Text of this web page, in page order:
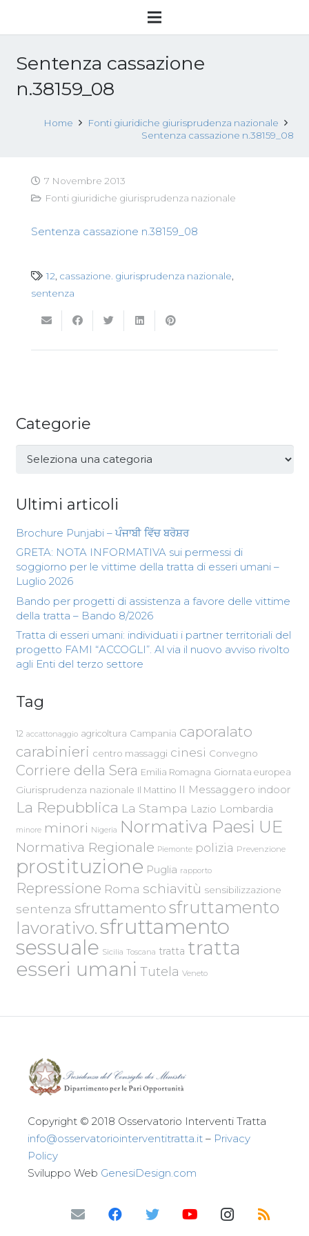
Sentenza cassazione
n.38159_08
Home
Fonti giuridiche giurisprudenza nazionale
Sentenza cassazione n.38159_08
7 Novembre 2013
Fonti giuridiche giurisprudenza nazionale
Sentenza cassazione n.38159_08
12 cassazione. giurisprudenza nazionale
sentenza
Categorie
Categorie
Ultimi articoli
Brochure Punjabi – ਪੰਜਾਬੀ ਵਿੱਚ ਬਰੋਸ਼ਰ
GRETA: NOTA INFORMATIVA sui permessi di
soggiorno per le vittime della tratta di esseri umani –
Luglio 2026
Bando per progetti di assistenza a favore delle vittime
della tratta – Bando 8/2026
Tratta di esseri umani: individuati i partner territoriali del
progetto FAMI “ACCOGLI”. Al via il nuovo avviso rivolto
agli Enti del terzo settore
Tag
12 accattonaggio agricoltura Campania caporalato
carabinieri centro massaggi cinesi Convegno
Corriere della Sera Emilia Romagna Giornata europea
Giurisprudenza nazionale Il Mattino Il Messaggero indoor
La Repubblica La Stampa Lazio Lombardia
minore minori Nigeria Normativa Paesi UE
Normativa Regionale Piemonte polizia Prevenzione
prostituzione Puglia rapporto
Repressione Roma schiavitù sensibilizzazione
sentenza sfruttamento sfruttamento
lavorativo.sfruttamento
sessuale Sicilia Toscana tratta tratta
esseri umani Tutela Veneto
Copyright © 2018 Osservatorio Interventi Tratta
info@osservatoriointerventitratta.it – Privacy
Policy
Sviluppo Web GenesiDesign.com